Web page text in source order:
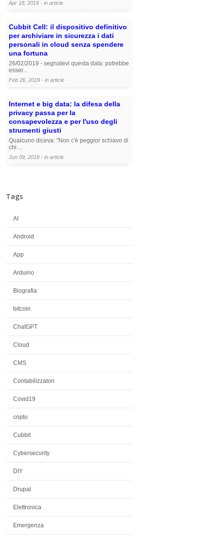
Apr 18, 2019 - in article
Cubbit Cell: il dispositivo definitivo
per archiviare in sicurezza i dati
personali in cloud senza spendere
una fortuna
26/02/2019 - segnatevi questa data: potrebbe
esser...
Feb 26, 2019 - in article
Internet e big data: la difesa della
privacy passa per la
consapevolezza e per l'uso degli
strumenti giusti
Qualcuno diceva: "Non c'è peggior schiavo di
chi ...
Jun 09, 2018 - in article
Tags
AI
Android
App
Arduino
Biografia
bitcoin
ChatGPT
Cloud
CMS
Contabilizzatori
Covid19
cripto
Cubbit
Cybersecurity
DIY
Drupal
Elettronica
Emergenza